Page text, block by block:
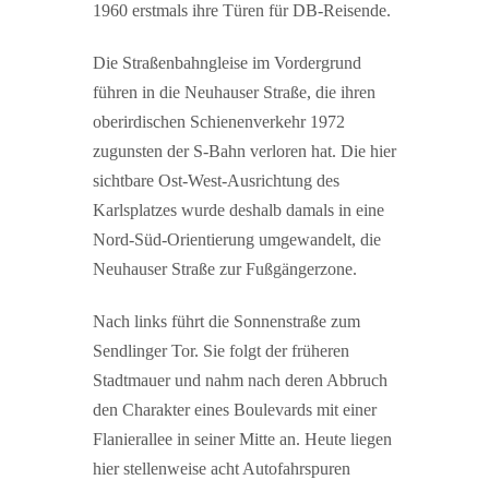
1960 erstmals ihre Türen für DB-Reisende.
Die Straßenbahngleise im Vordergrund
führen in die Neuhauser Straße, die ihren
oberirdischen Schienenverkehr 1972
zugunsten der S-Bahn verloren hat. Die hier
sichtbare Ost-West-Ausrichtung des
Karlsplatzes wurde deshalb damals in eine
Nord-Süd-Orientierung umgewandelt, die
Neuhauser Straße zur Fußgängerzone.
Nach links führt die Sonnenstraße zum
Sendlinger Tor. Sie folgt der früheren
Stadtmauer und nahm nach deren Abbruch
den Charakter eines Boulevards mit einer
Flanierallee in seiner Mitte an. Heute liegen
hier stellenweise acht Autofahrspuren